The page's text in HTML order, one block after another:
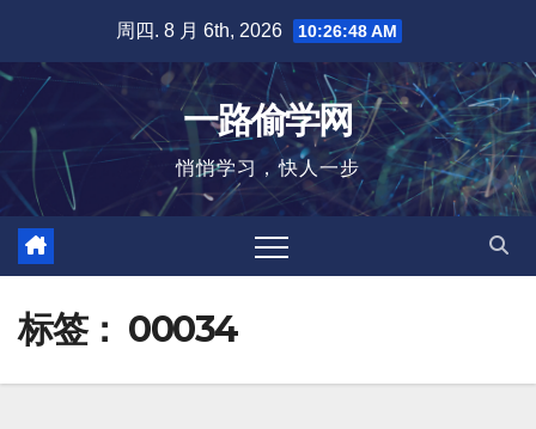
内
容
周四. 8 月 6th, 2026 10:26:49 AM
一路偷学网
悄悄学习，快人一步
标签： 00034